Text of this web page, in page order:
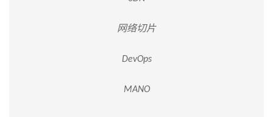
网络切片
DevOps
MANO